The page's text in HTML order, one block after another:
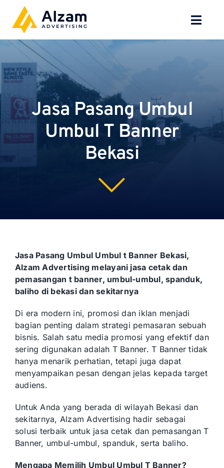
content
BERANDA
TENTANG
SPESIALISASI
JASA KAMI
GALERI
Jasa Pasang Umbul
Umbul T Banner
Bekasi
Jasa Pasang Umbul Umbul t Banner Bekasi,
Alzam Advertising melayani jasa cetak dan
pemasangan t banner, umbul-umbul, spanduk,
baliho di bekasi dan sekitarnya
Di era modern ini, promosi dan iklan menjadi
bagian penting dalam strategi pemasaran sebuah
bisnis. Salah satu media promosi yang efektif dan
sering digunakan adalah T Banner. T Banner tidak
hanya menarik perhatian, tetapi juga dapat
menyampaikan pesan dengan jelas kepada target
audiens.
Untuk Anda yang berada di wilayah Bekasi dan
sekitarnya, Alzam Advertising hadir sebagai
solusi terbaik untuk jasa cetak dan pemasangan T
Banner, umbul-umbul, spanduk, serta baliho.
Mengapa Memilih Umbul Umbul T Banner?